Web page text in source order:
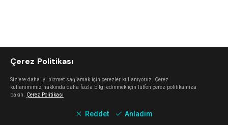
Çerez Politikası
Sizlere daha iyi hizmet sağlamak için çerezler kullanıyoruz. Çerez
kullanımımız hakkında daha fazla bilgi edinmek için lütfen çerez politikamıza
bakın. Çerez Politikası
Reddet Anladım